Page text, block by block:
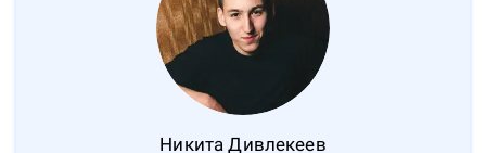
Никита Дивлекеев